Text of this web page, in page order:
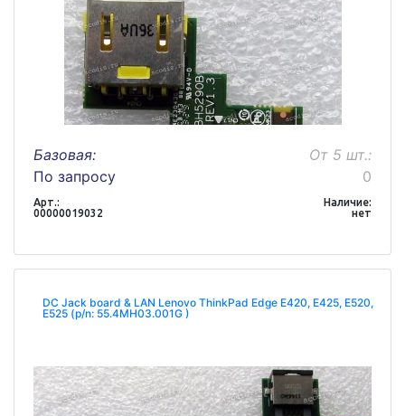
Базовая:
По запросу
От 5 шт.:
0
Арт.:
00000019032
Наличие:
нет
DC Jack board & LAN Lenovo ThinkPad Edge E420, E425, E520,
E525 (p/n: 55.4MH03.001G )